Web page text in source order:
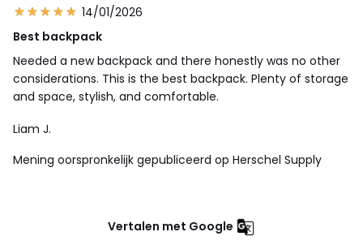
14/01/2026
Best backpack
Needed a new backpack and there honestly was no other
considerations. This is the best backpack. Plenty of storage
and space, stylish, and comfortable.
Liam J.
Mening oorspronkelijk gepubliceerd op Herschel Supply
Vertalen met Google